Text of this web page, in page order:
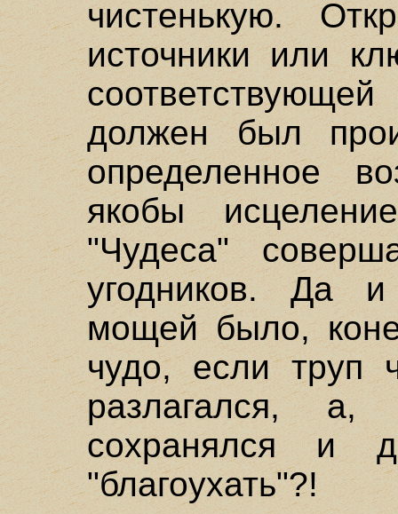
чистенькую.
источники или
должен был
определенное
якобы
"Чудеса"
угодников. Да
мощей было,
чудо, если труп
разлагался, а,
сохранялся и
"благоухать"?!